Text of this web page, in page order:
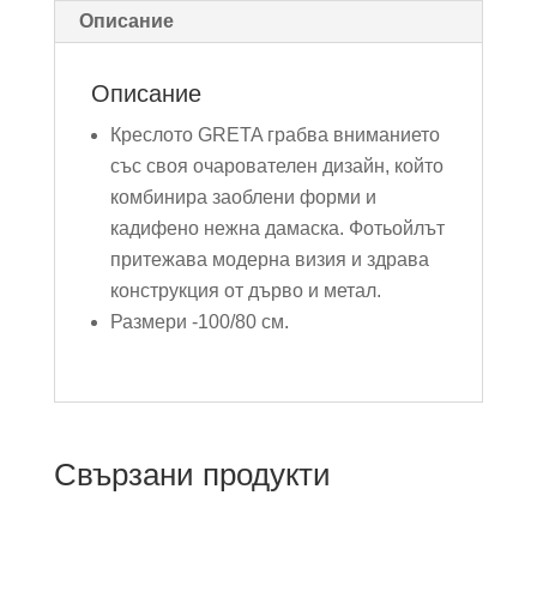
Описание
Описание
Креслото GRETA грабва вниманието
със своя очарователен дизайн, който
комбинира заоблени форми и
кадифено нежна дамаска. Фотьойлът
притежава модерна визия и здрава
конструкция от дърво и метал.
Размери -100/80 см.
Свързани продукти